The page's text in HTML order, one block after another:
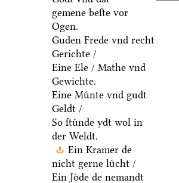
gemene beſte vor
Ogen.
Guden Frede vnd recht
Gerichte /
Eine Ele / Mathe vnd
Gewichte.
Eine Muͤnte vnd gudt
Geldt /
So ſtuͤnde ydt wol in
der Weldt.
Ein Kramer de
nicht gerne luͤcht /
Ein Joͤde de nemandt